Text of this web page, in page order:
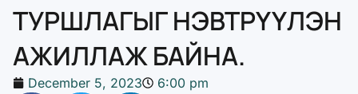
ТУРШЛАГЫГ НЭВТРҮҮЛЭН
АЖИЛЛАЖ БАЙНА.
December 5, 2023 6:00 pm